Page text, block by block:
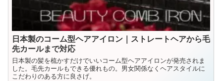
日本製のコーム型ヘアアイロン｜ストレートヘアから毛
先カールまで対応
日本製の髪を梳かすだけでいいコーム型ヘアアイロンが発売されま
した。毛先カールもできる優れもの。男女関係なくヘアスタイルに
こだわりのある方に良さげ。